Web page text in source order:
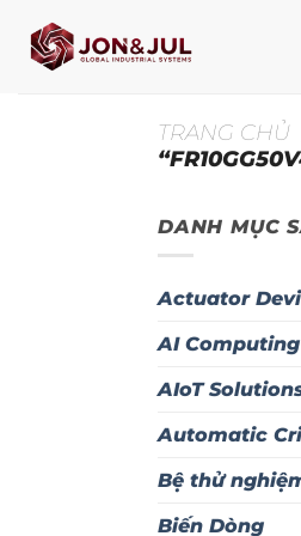
qua
TRANG CHỦ
DANH MỤC
Actuator
AI
AIoT
Automatic
Bệ thử
Biến Dòng